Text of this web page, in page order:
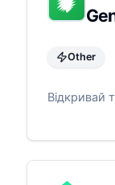
Other
Відкривай